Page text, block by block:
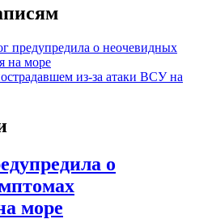
предупредила о неочевидных
на море
из-за атаки ВСУ на
о
море